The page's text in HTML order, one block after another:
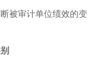
被审计单位绩效的变